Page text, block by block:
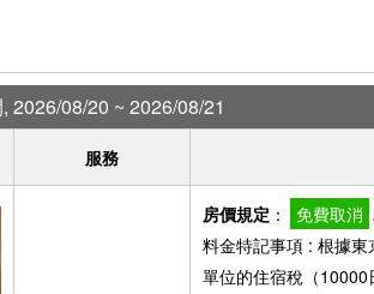
2026/08/20 ~ 2026/08/21
服務
房價規定 ： 免費取消
料金特記事項 : 根據
單位的住宿稅（